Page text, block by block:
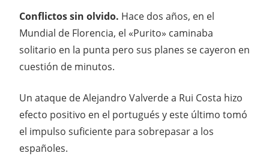
Conflictos sin olvido. Hace dos años, en el
Mundial de Florencia, el «Purito» caminaba
solitario en la punta pero sus planes se cayeron en
cuestión de minutos.
Un ataque de Alejandro Valverde a Rui Costa hizo
efecto positivo en el portugués y este último tomó
el impulso suficiente para sobrepasar a los
españoles.